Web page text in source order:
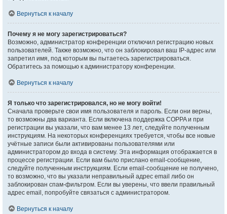
Вернуться к началу
Почему я не могу зарегистрироваться?
Возможно, администратор конференции отключил регистрацию новых
пользователей. Также возможно, что он заблокировал ваш IP-адрес или
запретил имя, под которым вы пытаетесь зарегистрироваться.
Обратитесь за помощью к администратору конференции.
Вернуться к началу
Я только что зарегистрировался, но не могу войти!
Сначала проверьте свои имя пользователя и пароль. Если они верны,
то возможны два варианта. Если включена поддержка COPPA и при
регистрации вы указали, что вам менее 13 лет, следуйте полученным
инструкциям. На некоторых конференциях требуется, чтобы все новые
учётные записи были активированы пользователями или
администратором до входа в систему. Эта информация отображается в
процессе регистрации. Если вам было прислано email-сообщение,
следуйте полученным инструкциям. Если email-сообщение не получено,
то возможно, что вы указали неправильный адрес email либо он
заблокирован спам-фильтром. Если вы уверены, что ввели правильный
адрес email, попробуйте связаться с администратором.
Вернуться к началу